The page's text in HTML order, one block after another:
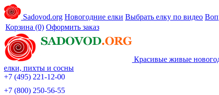
Sadovod.org Новогодние елки Выбрать елку по видео
Корзина (0) Оформить заказ
Красивые живые
елки, пихты и сосны
+7 (495) 221-12-00
+7 (800) 250-56-55